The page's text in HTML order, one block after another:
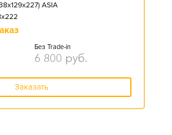
ASIA
Без Trade-in
6 800 руб.
Заказать